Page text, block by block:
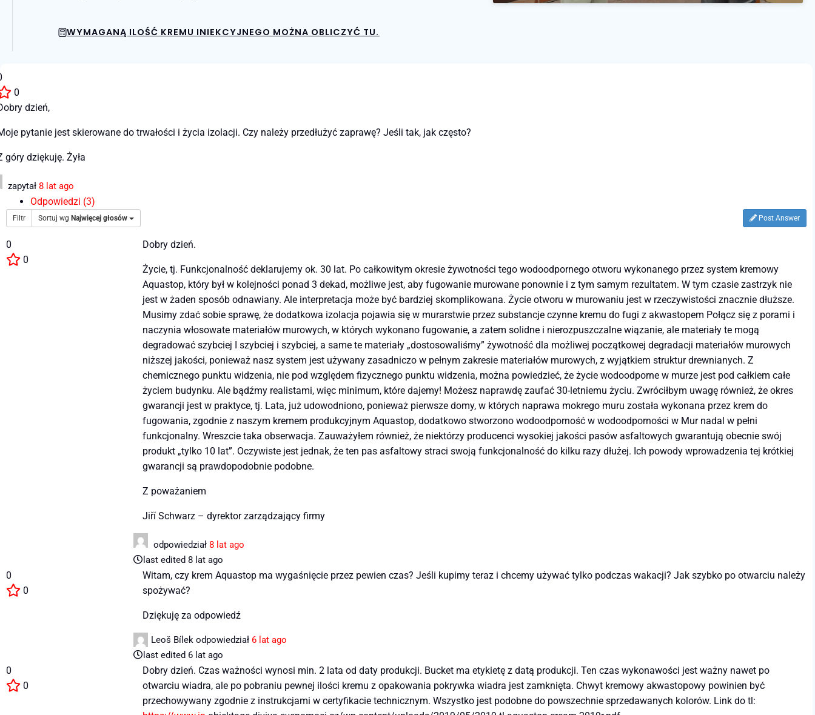
WYMAGANĄ ILOŚĆ KREMU INIEKCYJNEGO MOŻNA OBLICZYĆ TU.
0
dzień,
pytanie jest skierowane do trwałości i życia izolacji. Czy należy przedłużyć zaprawę? Jeśli tak, jak często?
góry dziękuję. Żyła
zapytał 8 lat ago
Odpowiedzi (3)
Filtr Sortuj wg Najwięcej głosów Post Answer
0
0
Dobry dzień.
Życie, tj. Funkcjonalność deklarujemy ok. 30 lat. Po całkowitym okresie żywotności tego wodoodpornego otworu wykonanego przez system kremowy
Aquastop, który był w kolejności ponad 3 dekad, możliwe jest, aby fugowanie murowane ponownie i z tym samym rezultatem. W tym czasie zastrzyk nie
jest w żaden sposób odnawiany. Ale interpretacja może być bardziej skomplikowana. Życie otworu w murowaniu jest w rzeczywistości znacznie dłuższe.
Musimy zdać sobie sprawę, że dodatkowa izolacja pojawia się w murarstwie przez substancje czynne kremu do fugi z akwastopem Połącz się z porami i
naczynia włosowate materiałów murowych, w których wykonano fugowanie, a zatem solidne i nierozpuszczalne wiązanie, ale materiały te mogą
degradować szybciej I szybciej i szybciej, a same te materiały „dostosowaliśmy” żywotność dla możliwej początkowej degradacji materiałów murowych
niższej jakości, ponieważ nasz system jest używany zasadniczo w pełnym zakresie materiałów murowych, z wyjątkiem struktur drewnianych. Z
chemicznego punktu widzenia, nie pod względem fizycznego punktu widzenia, można powiedzieć, że życie wodoodporne w murze jest pod całkiem całe
życiem budynku. Ale bądźmy realistami, więc minimum, które dajemy! Możesz naprawdę zaufać 30-letniemu życiu. Zwróciłbym uwagę również, że okres
gwarancji jest w praktyce, tj. Lata, już udowodniono, ponieważ pierwsze domy, w których naprawa mokrego muru została wykonana przez krem ​​do
fugowania, zgodnie z naszym kremem produkcyjnym Aquastop, dodatkowo stworzono wodoodporność w wodoodporności w Mur nadal w pełni
funkcjonalny. Wreszcie taka obserwacja. Zauważyłem również, że niektórzy producenci wysokiej jakości pasów asfaltowych gwarantują obecnie swój
produkt „tylko 10 lat”. Oczywiste jest jednak, że ten pas asfaltowy straci swoją funkcjonalność do kilku razy dłużej. Ich powody wprowadzenia tej krótkiej
gwarancji są prawdopodobnie podobne.
Z poważaniem
Jiří Schwarz – dyrektor zarządzający firmy
odpowiedział 8 lat ago
last edited 8 lat ago
0
0
Witam, czy krem ​​Aquastop ma wygaśnięcie przez pewien czas? Jeśli kupimy teraz i chcemy używać tylko podczas wakacji? Jak szybko po otwarciu należy
spożywać?
Dziękuję za odpowiedź
Leoš Bílek odpowiedział 6 lat ago
last edited 6 lat ago
0
0
Dobry dzień. Czas ważności wynosi min. 2 lata od daty produkcji. Bucket ma etykietę z datą produkcji. Ten czas wykonawości jest ważny nawet po
otwarciu wiadra, ale po pobraniu pewnej ilości kremu z opakowania pokrywka wiadra jest zamknięta. Chwyt kremowy akwastopowy powinien być
przechowywany zgodnie z instrukcjami w certyfikacie technicznym. Wszystko jest podobne do powszechnie sprzedawanych kolorów. Link do tl: